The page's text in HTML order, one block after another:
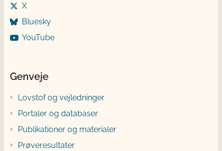
X
Bluesky
YouTube
Genveje
Lovstof og vejledninger
Portaler og databaser
Publikationer og materialer
Prøveresultater